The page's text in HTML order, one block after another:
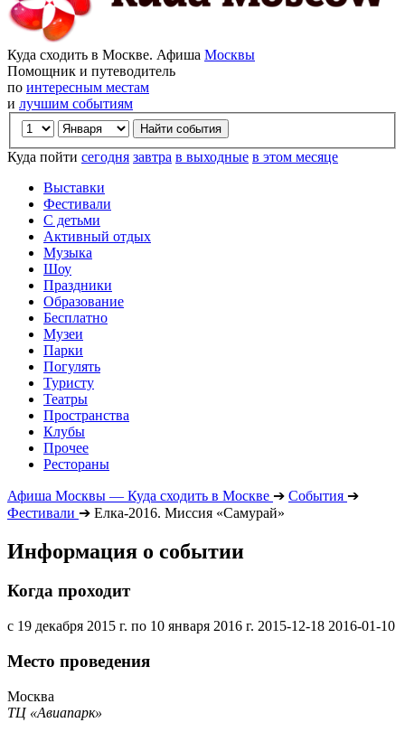
Куда сходить в Москве. Афиша Москвы
Помощник и путеводитель
по интересным местам
и лучшим событиям
Куда пойти сегодня завтра в выходные в этом месяце
Выставки
Фестивали
С детьми
Активный отдых
Музыка
Шоу
Праздники
Образование
Бесплатно
Музеи
Парки
Погулять
Туристу
Театры
Пространства
Клубы
Прочее
Рестораны
Афиша Москвы — Куда сходить в Москве ➔ События ➔
Фестивали ➔ Елка-2016. Миссия «Самурай»
Информация о событии
Когда проходит
с 19 декабря 2015 г. по 10 января 2016 г. 2015-12-18 2016-01-10
Место проведения
Москва
ТЦ «Авиапарк»